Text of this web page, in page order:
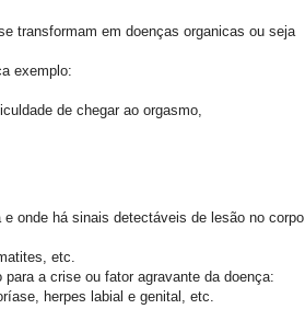
transformam em doenças organicas ou seja
exemplo:
de chegar ao orgasmo,
onde há sinais detectáveis de lesão no corpo.
etc.
a crise ou fator agravante da doença:
herpes labial e genital, etc.